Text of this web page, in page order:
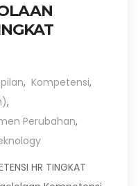
, Kompetensi,
,
Perubahan,
HR TINGKAT